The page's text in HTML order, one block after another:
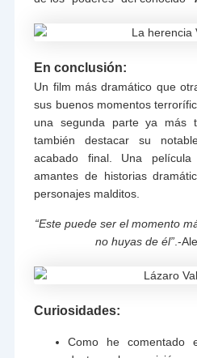
En conclusión:
Un film más dramático que
sus buenos momentos
una segunda parte ya más
también destacar su
acabado final. Una
amantes de historias
personajes malditos.
“Este puede ser el momento
no huyas de él”.-
Curiosidades:
Como he comentado